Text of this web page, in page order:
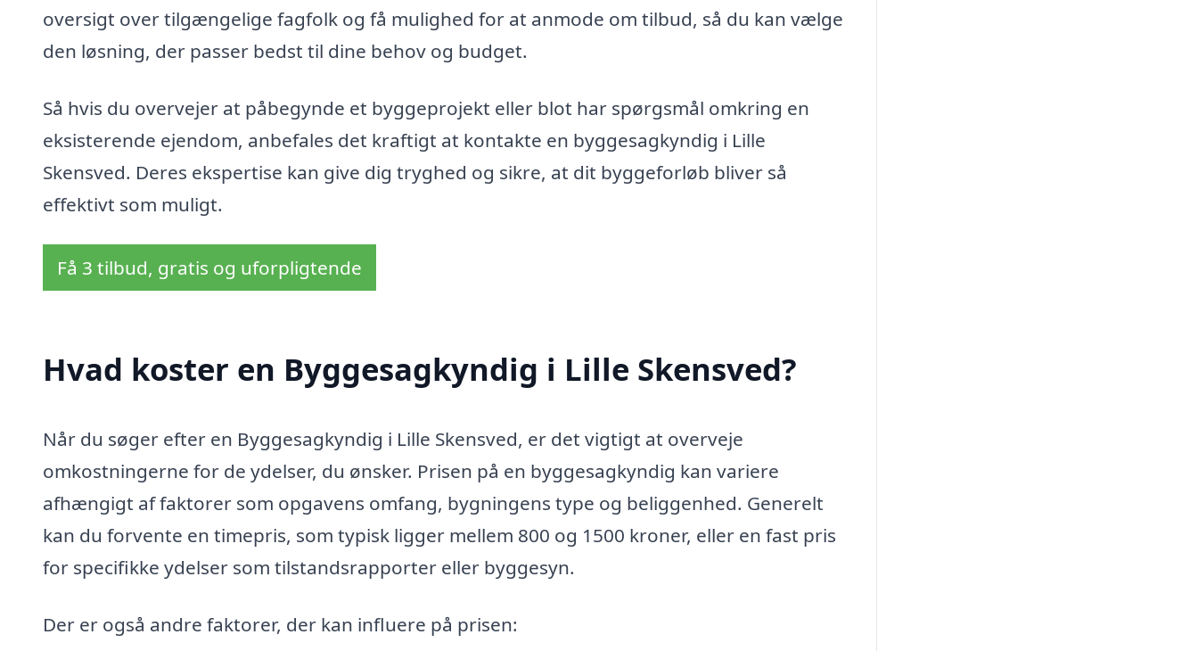
oversigt over tilgængelige fagfolk og få mulighed for at anmode om tilbud, så du kan vælge
den løsning, der passer bedst til dine behov og budget.
Så hvis du overvejer at påbegynde et byggeprojekt eller blot har spørgsmål omkring en
eksisterende ejendom, anbefales det kraftigt at kontakte en byggesagkyndig i Lille
Skensved. Deres ekspertise kan give dig tryghed og sikre, at dit byggeforløb bliver så
effektivt som muligt.
Få 3 tilbud, gratis og uforpligtende
Hvad koster en Byggesagkyndig i Lille Skensved?
Når du søger efter en Byggesagkyndig i Lille Skensved, er det vigtigt at overveje
omkostningerne for de ydelser, du ønsker. Prisen på en byggesagkyndig kan variere
afhængigt af faktorer som opgavens omfang, bygningens type og beliggenhed. Generelt
kan du forvente en timepris, som typisk ligger mellem 800 og 1500 kroner, eller en fast pris
for specifikke ydelser som tilstandsrapporter eller byggesyn.
Der er også andre faktorer, der kan influere på prisen: